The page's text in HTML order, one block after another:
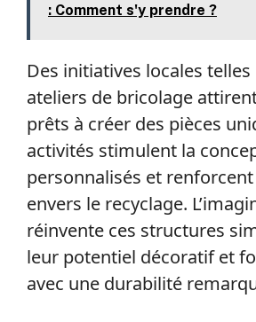
: Comment s'y prendre ?
Des initiatives locales telles
ateliers de bricolage
prêts à créer des pièces
activités stimulent la
personnalisés et renforcent
envers le recyclage.
réinvente ces structures
leur potentiel décoratif et
avec une durabilité